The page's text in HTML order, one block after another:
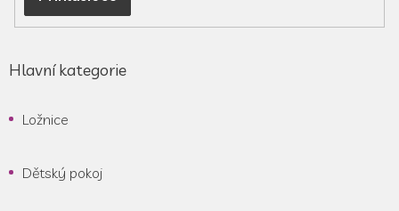
Hlavní kategorie
Ložnice
Dětský pokoj